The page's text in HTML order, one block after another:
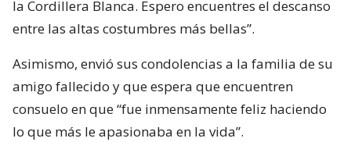
la Cordillera Blanca. Espero encuentres el descanso
entre las altas costumbres más bellas”.
Asimismo, envió sus condolencias a la familia de su
amigo fallecido y que espera que encuentren
consuelo en que “fue inmensamente feliz haciendo
lo que más le apasionaba en la vida”.